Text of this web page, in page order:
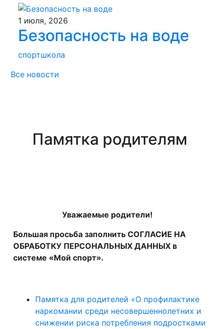
1 июля, 2026
Безопасность на воде
спортшкола
Все новости
Памятка родителям
Уважаемые родители!
Большая просьба заполнить СОГЛАСИЕ НА
ОБРАБОТКУ ПЕРСОНАЛЬНЫХ ДАННЫХ в
системе «Мой спорт».
Памятка для родителей «О профилактике
наркомании среди несовершеннолетних и
снижении риска потребления подростками